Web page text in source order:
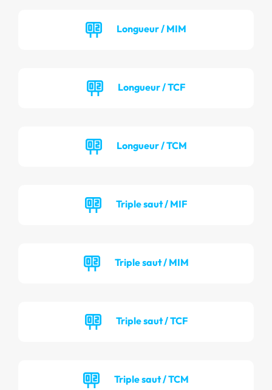
Longueur / MIM
Longueur / TCF
Longueur / TCM
Triple saut / MIF
Triple saut / MIM
Triple saut / TCF
Triple saut / TCM